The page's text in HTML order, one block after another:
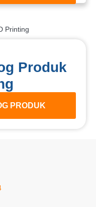
Produk
PRODUK